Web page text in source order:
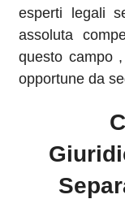
esperti legali
assoluta
questo campo
opportune da